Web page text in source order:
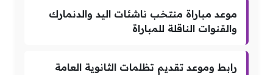
موعد مباراة منتخب ناشئات اليد والدنمارك
والقنوات الناقلة للمباراة
رابط وموعد تقديم تظلمات الثانوية العامة